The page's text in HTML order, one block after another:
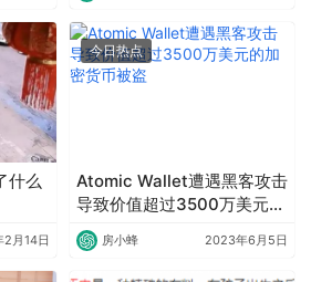
什么
月14日
今日热点
Atomic Wallet遭遇黑客攻击
导致价值超过3500万美元的
加密货币被盗
房小蜂 2023年6月5日